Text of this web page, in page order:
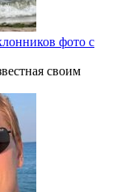
фото с
своим